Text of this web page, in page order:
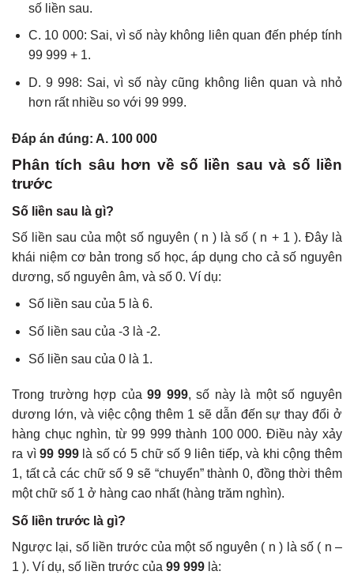
số liền sau.
C. 10 000: Sai, vì số này không liên quan đến phép tính
99 999 + 1.
D. 9 998: Sai, vì số này cũng không liên quan và nhỏ
hơn rất nhiều so với 99 999.
Đáp án đúng: A. 100 000
Phân tích sâu hơn về số liền sau và số liền
trước
Số liền sau là gì?
Số liền sau của một số nguyên ( n ) là số ( n + 1 ). Đây là
khái niệm cơ bản trong số học, áp dụng cho cả số nguyên
dương, số nguyên âm, và số 0. Ví dụ:
Số liền sau của 5 là 6.
Số liền sau của -3 là -2.
Số liền sau của 0 là 1.
Trong trường hợp của99 999, số này là một số nguyên
dương lớn, và việc cộng thêm 1 sẽ dẫn đến sự thay đổi ở
hàng chục nghìn, từ 99 999 thành 100 000. Điều này xảy
ra vì99 999là số có 5 chữ số 9 liên tiếp, và khi cộng thêm
1, tất cả các chữ số 9 sẽ “chuyển” thành 0, đồng thời thêm
một chữ số 1 ở hàng cao nhất (hàng trăm nghìn).
Số liền trước là gì?
Ngược lại, số liền trước của một số nguyên ( n ) là số ( n –
1 ). Ví dụ, số liền trước của 99 999 là: